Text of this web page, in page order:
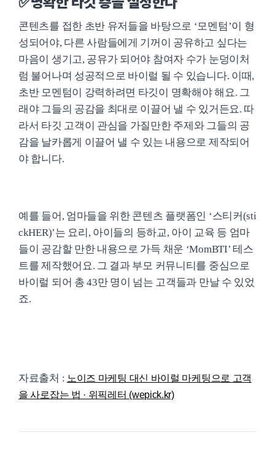
콘텐츠를 접한 초반 유저들을 바탕으로 ‘모멘텀’이 형
성되어야, 다른 사람들에게 기꺼이 공유하고 싶다는
마음이 생기고, 공유가 되어야 참여자 수가 눈덩이처
럼 불어나며 성공적으로 바이럴 될 수 있습니다. 이때,
초반 모멘텀이 강력하려면 타깃이 명확해야 해요. 그
래야 그들의 공감을 최대로 이끌어 낼 수 있거든요. 따
라서 타깃 고객이 관심을 가질만한 주제와 그들의 공
감을 날카롭게 이끌어 낼 수 있는 내용으로 제작되어
야 합니다.
예를 들어, 엄마들을 위한 콘텐츠 플랫폼인 ‘스티커(sti
ckHER)’는 요리, 아이들의 등하교, 아이 교육 등 엄마
들이 공감할 만한 내용으로 가득 채운 ‘MomBTI’ 테스
트를 제작했어요. 그 결과 부모 커뮤니티를 중심으로
바이럴 되어 총 43만 명이 넘는 고객들과 만날 수 있었
죠.
자료출처 : 노이즈 마케팅 대신 바이럴 마케팅으로 고객
을 사로잡는 법 · 위픽레터 (wepick.kr)